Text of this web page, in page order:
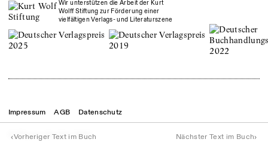
‹Vorheriger Text im Buch Nächster Text im Buch›
Wir unterstützen die Arbeit der Kurt
Wolff Stiftung zur Förderung einer
vielfältigen Verlags- und Literaturszene
© Theater der Zeit2026
Impressum AGB Datenschutz